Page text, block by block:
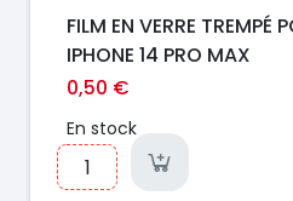
FILM EN VERRE TREMPÉ
IPHONE 14 PRO MAX
0,50 €
En stock